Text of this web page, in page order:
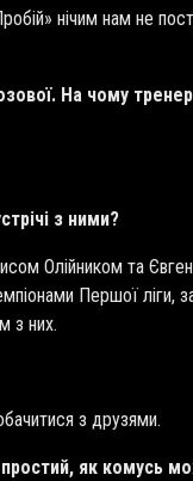
нічим нам не
На чому
з ними?
Олійником та
Першої ліги,
з них.
з друзями.
як комусь